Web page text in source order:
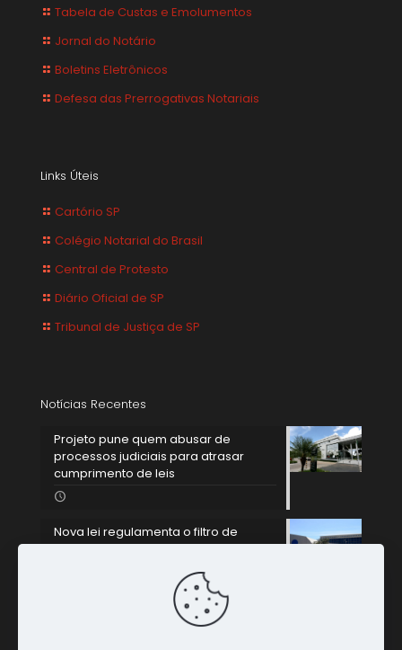
Tabela de Custas e Emolumentos
Jornal do Notário
Boletins Eletrônicos
Defesa das Prerrogativas Notariais
Links Úteis
Cartório SP
Colégio Notarial do Brasil
Central de Protesto
Diário Oficial de SP
Tribunal de Justiça de SP
Notícias Recentes
Projeto pune quem abusar de
processos judiciais para atrasar
cumprimento de leis
Nova lei regulamenta o filtro de
relevância para o STJ analisar